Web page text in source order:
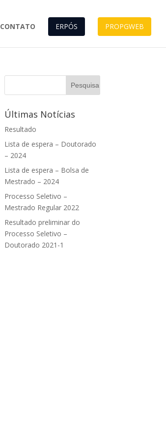
CONTATO ERPÓS PROPGWEB
Últimas Notícias
Resultado
Lista de espera – Doutorado
– 2024
Lista de espera – Bolsa de
Mestrado – 2024
Processo Seletivo –
Mestrado Regular 2022
Resultado preliminar do
Processo Seletivo –
Doutorado 2021-1